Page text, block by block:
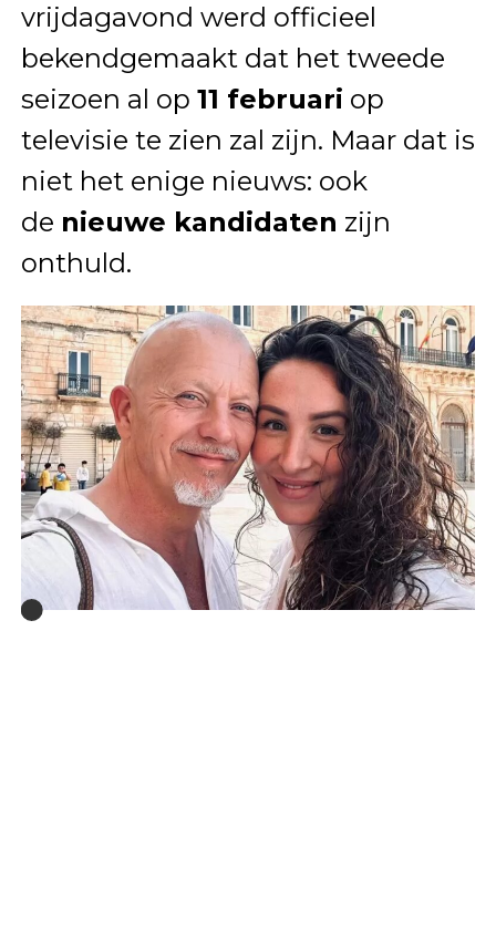
vrijdagavond werd officieel
bekendgemaakt dat het tweede
seizoen al op 11 februari op
televisie te zien zal zijn. Maar dat is
niet het enige nieuws: ook
de nieuwe kandidaten zijn
onthuld.